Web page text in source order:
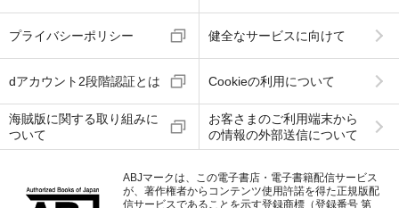
プライバシーポリシー 健全なサービスに向けて
dアカウント2段階認証とは Cookieの利用について
海賊版に関する取り組みに
ついて
お客さまのご利用端末から
の情報の外部送信について
ABJマークは、この電子書店・電子書籍配信サービス
が、著作権者からコンテンツ使用許諾を得た正規版配
信サービスであることを示す登録商標（登録番号 第